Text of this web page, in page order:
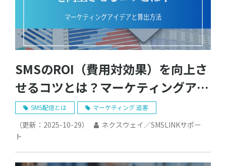
SMSのROI（費用対効果）を向上さ
せるコツとは？マーケティングアイ
デアと算出方法
SMS配信とは マーケティング 追客
（更新： 2025-10-29）
ネクスウェイ／SMSLINKサポー
ト